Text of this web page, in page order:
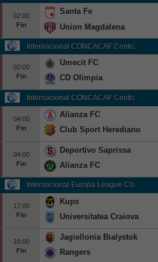
02:00
Fin
Santa Fe
Union Magdalena
Internacional CONCACAF Central
02:00
Fin
Umecit FC
CD Olimpia
Internacional CONCACAF Central
04:00
Fin
Alianza FC
Club Sport Herediano
04:00
Fin
Deportivo Saprissa
Alianza FC
Internacional Europa League
17:00
Fin
Kups
Universitatea Craiova
18:00
Fin
Jagiellonia Bialystok
Rangers